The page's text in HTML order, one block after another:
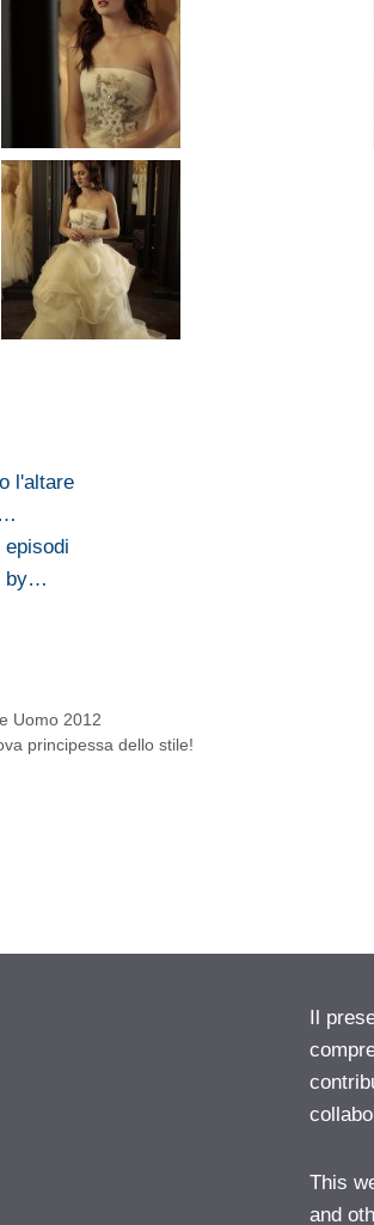
l'altare
by…
Uomo 2012
principessa dello stile!
Il
This
and